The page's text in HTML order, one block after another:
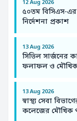
12 Aug 2026
৫০তম বিসিএস-
নির্দেশনা প্রকাশ
13 Aug 2026
সিভিল সার্জনের
ফলাফল ও মৌখিক
13 Aug 2026
স্বাস্থ্য সেবা
কলেজের মৌখিক